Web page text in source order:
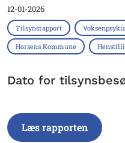
12-01-2026
Tilsynsrapport
Horsens Kommune
Dato for
Læs rapporten